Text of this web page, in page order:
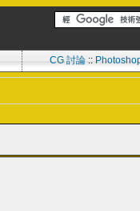
CG 討論::